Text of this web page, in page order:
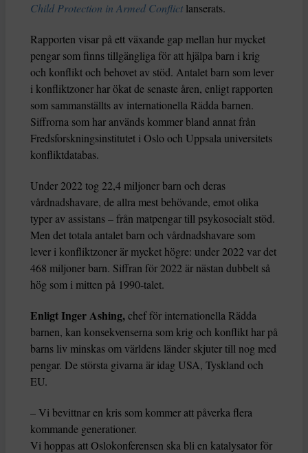
Child Protection in Armed Conflict lanserats.
Rapporten visar på ett växande gap mellan hur mycket
pengar som finns tillgängliga för att hjälpa barn i krig
och konflikt och behovet av stöd. Antalet barn som lever
i konfliktzoner har ökat de senaste åren, enligt rapporten
som sammanställts av internationella Rädda barnen.
Siffrorna som har används kommer bland annat från
Fredsforskningsinstitutet i Oslo och Uppsala universitets
konfliktdatabas.
Under 2022 tog 22,4 miljoner barn och deras
vårdnadshavare, de allra mest behövande, emot olika
typer av assistans – från matpengar till psykosocialt stöd.
Men det totala antalet barn och vårdnadshavare som
lever i konfliktzoner är mycket högre: under 2022 var det
468 miljoner barn. Siffran för 2022 är nästan dubbelt så
hög som i mitten på 1990-talet.
Enligt Inger Ashing,chef för internationella Rädda
barnen, kan konsekvenserna som krig och konflikt har på
barns liv minskas om världens länder skjuter till nog med
pengar. De största givarna är idag USA, Tyskland och
EU.
– Vi bevittnar en kris som kommer att påverka flera
kommande generationer.
Vi hoppas att Oslokonferensen ska bli en katalysator för